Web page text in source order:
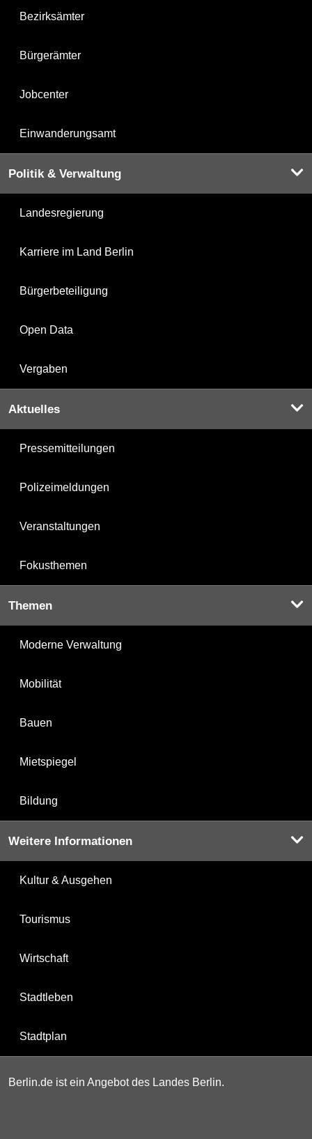
Bezirksämter
Bürgerämter
Jobcenter
Einwanderungsamt
Politik & Verwaltung
Landesregierung
Karriere im Land Berlin
Bürgerbeteiligung
Open Data
Vergaben
Aktuelles
Pressemitteilungen
Polizeimeldungen
Veranstaltungen
Fokusthemen
Themen
Moderne Verwaltung
Mobilität
Bauen
Mietspiegel
Bildung
Weitere Informationen
Kultur & Ausgehen
Tourismus
Wirtschaft
Stadtleben
Stadtplan
Berlin.de ist ein Angebot des Landes Berlin.